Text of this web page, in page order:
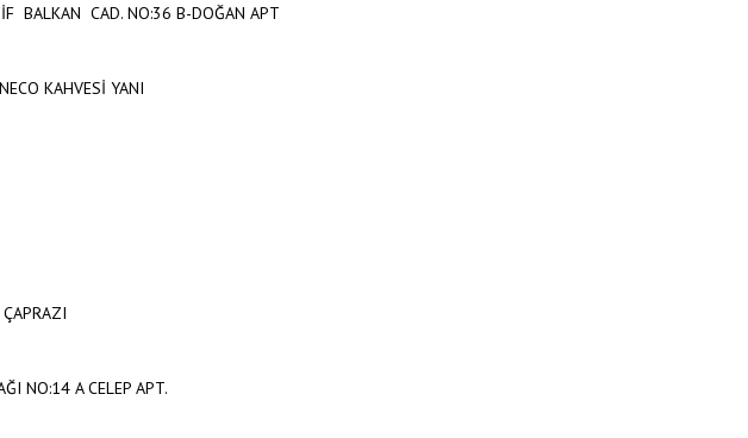
BALKAN CAD. NO:36 B-DOĞAN APT
KAHVESİ YANI
NO:14 A CELEP APT.